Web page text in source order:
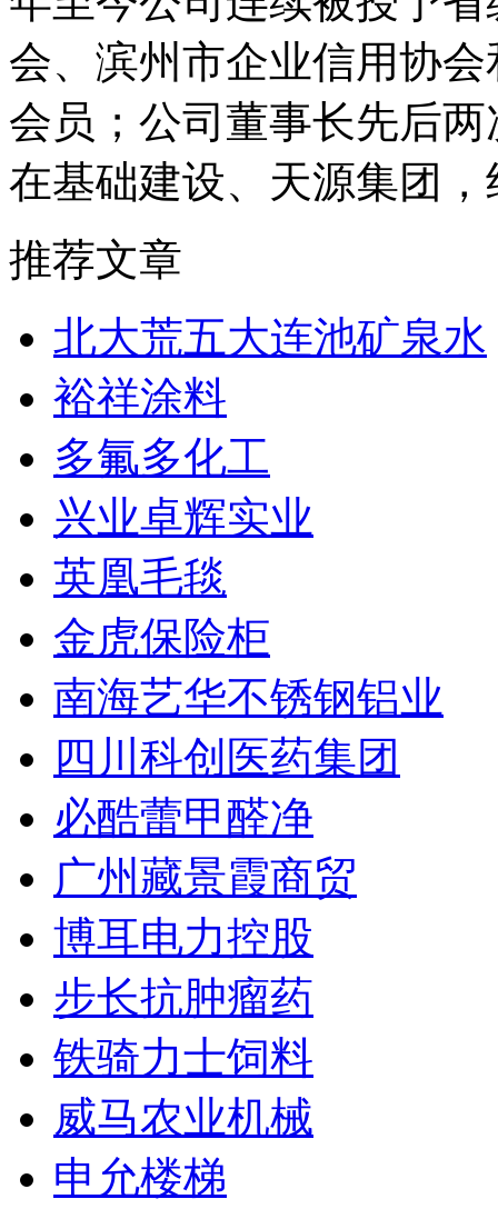
会、滨州市企业信用协
会员；公司董事长先后
在基础建设、天源集团
推荐文章
北大荒五大连池矿泉水
裕祥涂料
多氟多化工
兴业卓辉实业
英凰毛毯
金虎保险柜
南海艺华不锈钢铝业
四川科创医药集团
必酷蕾甲醛净
广州藏景霞商贸
博耳电力控股
步长抗肿瘤药
铁骑力士饲料
威马农业机械
申允楼梯